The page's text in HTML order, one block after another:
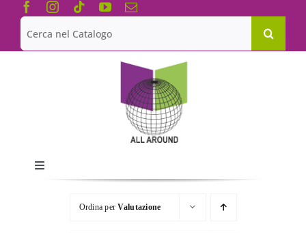
Salta
contenuto
Cerca
per:
Toggle
Navigation
Chi siamo
Ordina perValutazione